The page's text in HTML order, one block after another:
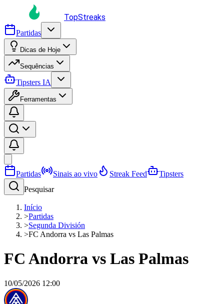
TopStreaks
Partidas
Dicas de Hoje
Sequências
Tipsters IA
Ferramentas
Partidas Sinais ao vivo Streak Feed
Tipsters
Pesquisar
Início
>Partidas
>Segunda División
>FC Andorra vs Las Palmas
FC Andorra vs Las Palmas
10/05/2026 12:00